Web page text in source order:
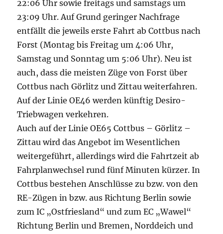
22:06 Uhr sowie freitags und samstags um
23:09 Uhr. Auf Grund geringer Nachfrage
entfällt die jeweils erste Fahrt ab Cottbus nach
Forst (Montag bis Freitag um 4:06 Uhr,
Samstag und Sonntag um 5:06 Uhr). Neu ist
auch, dass die meisten Züge von Forst über
Cottbus nach Görlitz und Zittau weiterfahren.
Auf der Linie OE46 werden künftig Desiro-
Triebwagen verkehren.
Auch auf der Linie OE65 Cottbus – Görlitz –
Zittau wird das Angebot im Wesentlichen
weitergeführt, allerdings wird die Fahrtzeit ab
Fahrplanwechsel rund fünf Minuten kürzer. In
Cottbus bestehen Anschlüsse zu bzw. von den
RE-Zügen in bzw. aus Richtung Berlin sowie
zum IC „Ostfriesland“ und zum EC „Wawel“
Richtung Berlin und Bremen, Norddeich und